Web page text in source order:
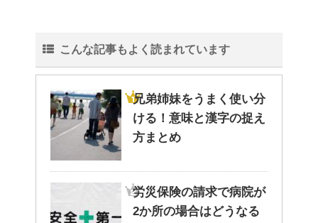
こんな記事もよく読まれています
兄弟姉妹をうまく使い分
ける！意味と漢字の捉え
方まとめ
労災保険の請求で病院が
2か所の場合はどうなる